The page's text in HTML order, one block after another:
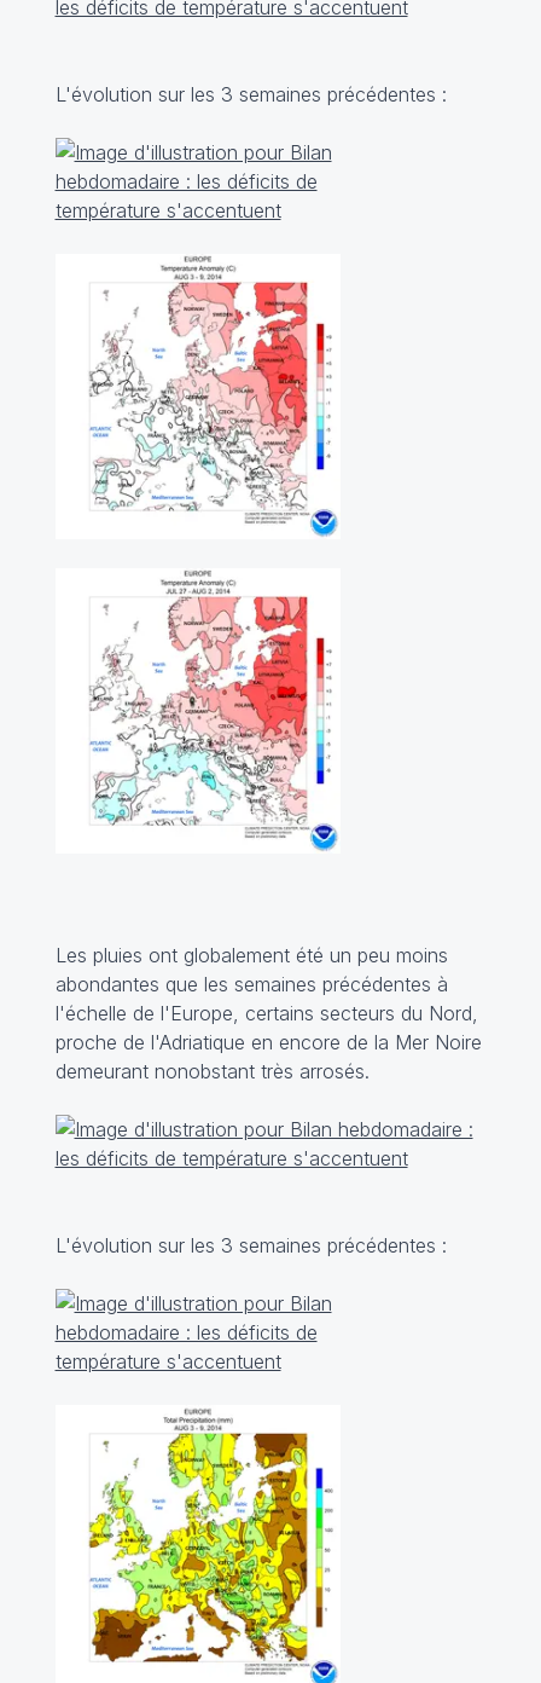
L'évolution sur les 3 semaines précédentes :
Les pluies ont globalement été un peu moins
abondantes que les semaines précédentes à
l'échelle de l'Europe, certains secteurs du Nord,
proche de l'Adriatique en encore de la Mer Noire
demeurant nonobstant très arrosés.
L'évolution sur les 3 semaines précédentes :